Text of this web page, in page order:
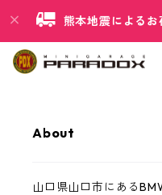
熊本地震による
About
山口県山口市にある